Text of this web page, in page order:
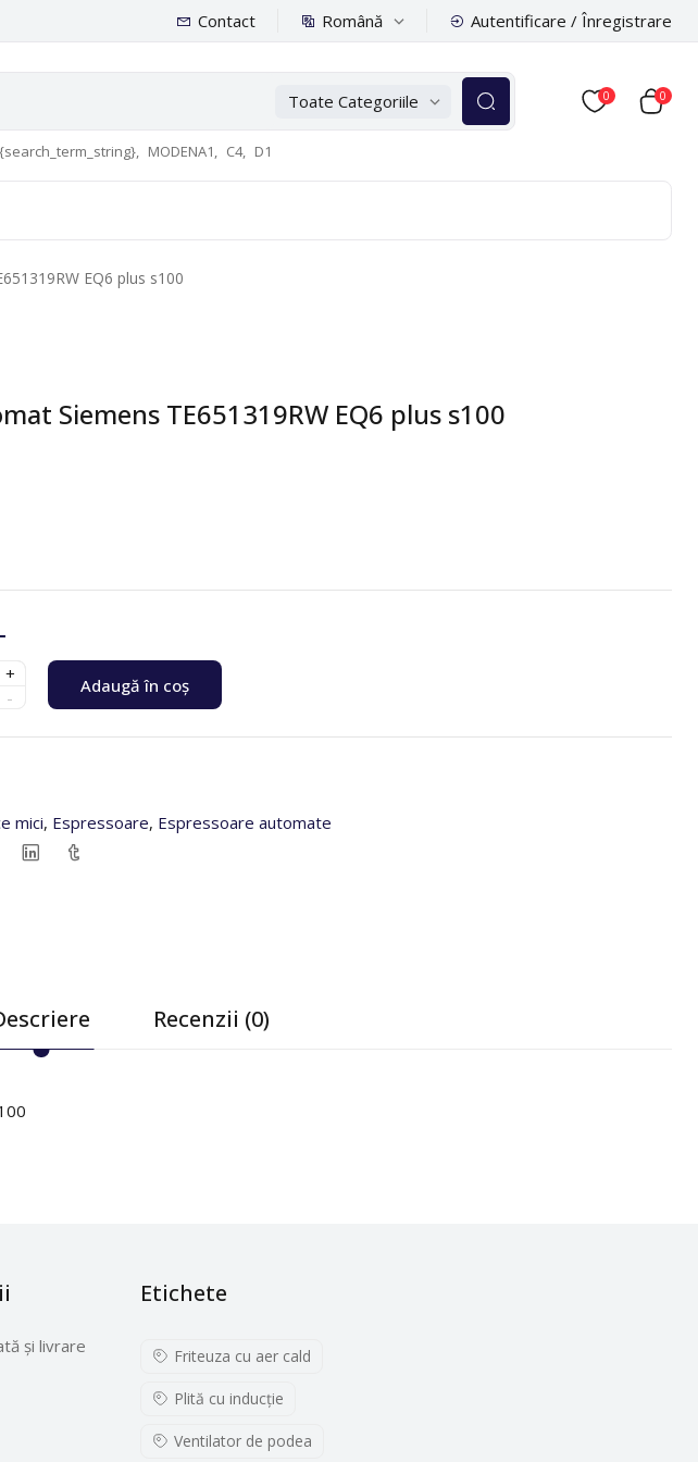
Contact Română Autentificare / Înregistrare
Toate Categoriile
{search_term_string}, MODENA1, C4, D1
0 0
EQ6 plus s100
Siemens TE651319RW EQ6 plus s100
+
-
Adaugă în coș
mici, Espressoare, Espressoare automate
Recenzii (0)
și livrare
Etichete
Friteuza cu aer cald
Plită cu inducţie
Ventilator de podea